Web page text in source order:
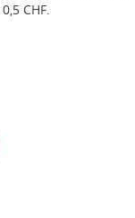
0,5 CHF.